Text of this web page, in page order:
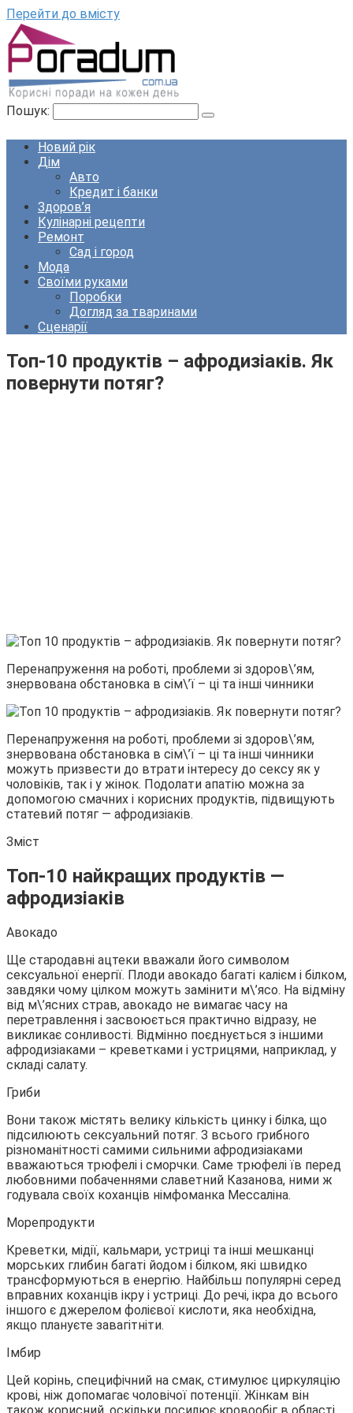
Перейти до вмісту
Пошук:
Новий рік
Дім
Авто
Кредит і банки
Здоров’я
Кулінарні рецепти
Ремонт
Сад і город
Мода
Своїми руками
Поробки
Догляд за тваринами
Сценарії
Топ-10 продуктів – афродизіаків. Як
повернути потяг?
Перенапруження на роботі, проблеми зі здоров\’ям,
знервована обстановка в сім\’ї – ці та інші чинники
Перенапруження на роботі, проблеми зі здоров\’ям,
знервована обстановка в сім\’ї – ці та інші чинники
можуть призвести до втрати інтересу до сексу як у
чоловіків, так і у жінок. Подолати апатію можна за
допомогою смачних і корисних продуктів, підвищують
статевий потяг — афродизіаків.
Зміст
Топ-10 найкращих продуктів —
афродизіаків
Авокадо
Ще стародавні ацтеки вважали його символом
сексуальної енергії. Плоди авокадо багаті калієм і білком,
завдяки чому цілком можуть замінити м\’ясо. На відміну
від м\’ясних страв, авокадо не вимагає часу на
перетравлення і засвоюється практично відразу, не
викликає сонливості. Відмінно поєднується з іншими
афродизіаками – креветками і устрицями, наприклад, у
складі салату.
Гриби
Вони також містять велику кількість цинку і білка, що
підсилюють сексуальний потяг. З всього грибного
різноманітності самими сильними афродизіаками
вважаються трюфелі і сморчки. Саме трюфелі їв перед
любовними побаченнями славетний Казанова, ними ж
годувала своїх коханців німфоманка Мессаліна.
Морепродукти
Креветки, мідії, кальмари, устриці та інші мешканці
морських глибин багаті йодом і білком, які швидко
трансформуються в енергію. Найбільш популярні серед
вправних коханців ікру і устриці. До речі, ікра до всього
іншого є джерелом фолієвої кислоти, яка необхідна,
якщо плануєте завагітніти.
Імбир
Цей корінь, специфічний на смак, стимулює циркуляцію
крові, ніж допомагає чоловічої потенції. Жінкам він
також корисний, оскільки посилює кровообіг в області